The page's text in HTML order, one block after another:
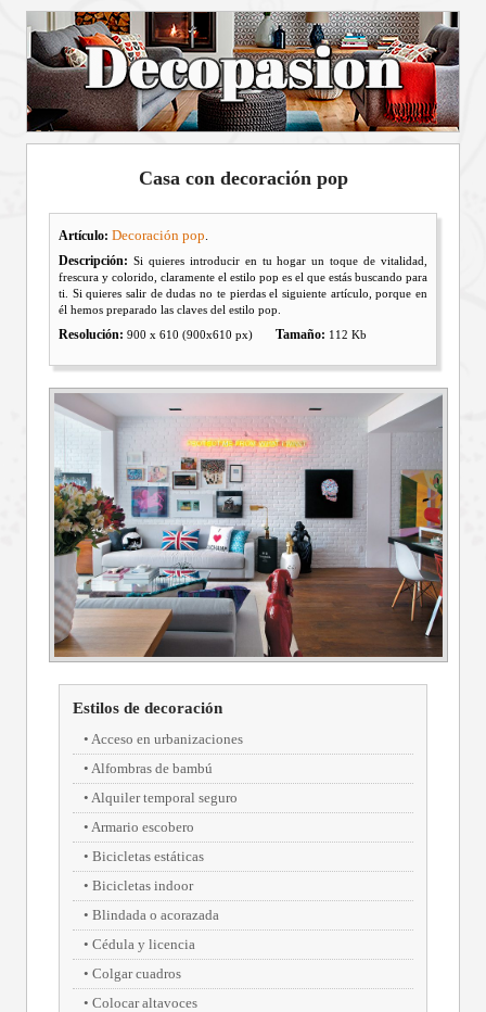
Casa con decoración pop
Artículo: Decoración pop.
Descripción: Si quieres introducir en tu hogar un toque de vitalidad,
frescura y colorido, claramente el estilo pop es el que estás buscando para
ti. Si quieres salir de dudas no te pierdas el siguiente artículo, porque en
él hemos preparado las claves del estilo pop.
Resolución: 900 x 610 (900x610 px) Tamaño: 112 Kb
Estilos de decoración
Acceso en urbanizaciones
Alfombras de bambú
Alquiler temporal seguro
Armario escobero
Bicicletas estáticas
Bicicletas indoor
Blindada o acorazada
Cédula y licencia
Colgar cuadros
Colocar altavoces